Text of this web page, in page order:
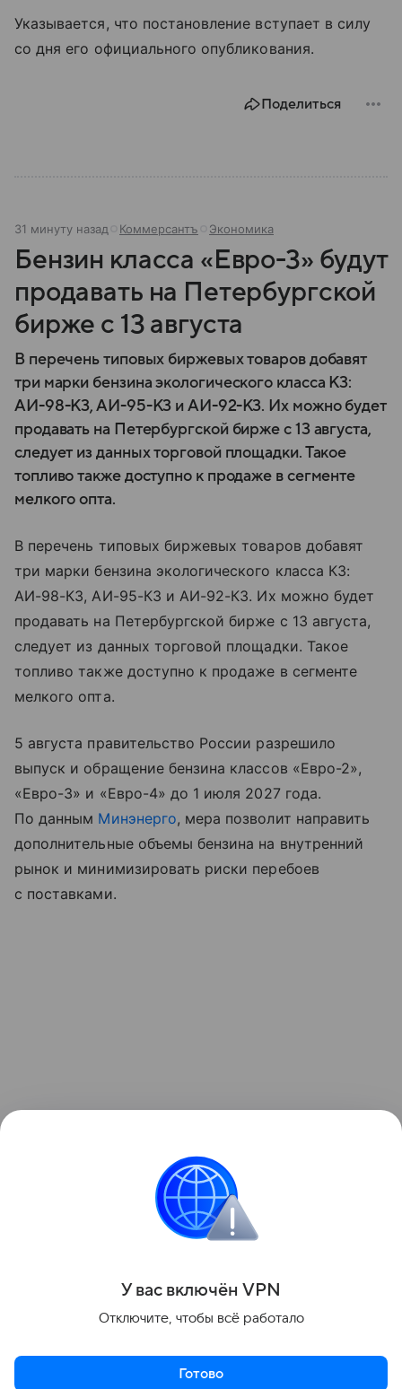
Указывается, что постановление вступает в силу
со дня его официального опубликования.
Поделиться
31 минуту назад Коммерсантъ Экономика
Бензин класса «Евро-3» будут
продавать на Петербургской
бирже с 13 августа
В перечень типовых биржевых товаров добавят
три марки бензина экологического класса К3:
АИ-98-К3, АИ-95-К3 и АИ-92-К3. Их можно будет
продавать на Петербургской бирже с 13 августа,
следует из данных торговой площадки. Такое
топливо также доступно к продаже в сегменте
мелкого опта.
В перечень типовых биржевых товаров добавят
три марки бензина экологического класса К3:
АИ-98-К3, АИ-95-К3 и АИ-92-К3. Их можно будет
продавать на Петербургской бирже с 13 августа,
следует из данных торговой площадки. Такое
топливо также доступно к продаже в сегменте
мелкого опта.
5 августа правительство России разрешило
выпуск и обращение бензина классов «Евро-2»,
«Евро-3» и «Евро-4» до 1 июля 2027 года.
По данным Минэнерго, мера позволит направить
дополнительные объемы бензина на внутренний
рынок и минимизировать риски перебоев
с поставками.
Поделиться
У вас включён VPN
Отключите, чтобы всё работало
Готово